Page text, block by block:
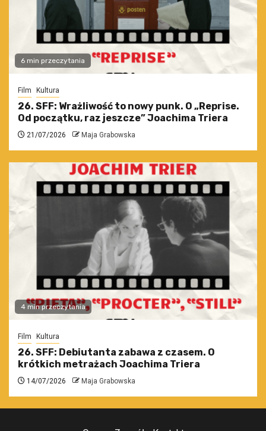
6 min przeczytania
Film Kultura
26. SFF: Wrażliwość to nowy punk. O „Reprise.
Od początku, raz jeszcze” Joachima Triera
21/07/2026 Maja Grabowska
4 min przeczytania
Film Kultura
26. SFF: Debiutanta zabawa z czasem. O
krótkich metrażach Joachima Triera
14/07/2026 Maja Grabowska